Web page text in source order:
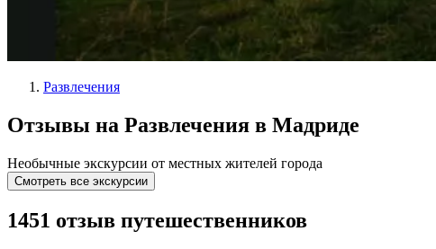
Развлечения
Отзывы на Развлечения в Мадриде
Необычные экскурсии от местных жителей города
Смотреть все экскурсии
1451 отзыв путешественников